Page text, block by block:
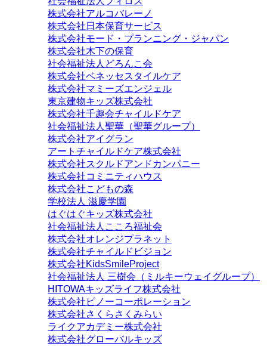
株式会社アルコバレーノ
株式会社日本保育サービス
株式会社モード・プランニング・ジャパン
株式会社木下の保育
社会福祉法人どろんこ会
株式会社ベネッセスタイルケア
株式会社マミーズエンジェル
東京建物キッズ株式会社
株式会社千趣会チャイルドケア
社会福祉法人聖華（聖華グループ）
株式会社アイグラン
アートチャイルドケア株式会社
株式会社スクルドアンドカンパニー
株式会社コミニティハウス
株式会社こどもの森
学校法人 滋慶学園
はぐはぐキッズ株式会社
社会福祉法人こころ福祉会
株式会社オレンジプラネット
株式会社チャイルドビジョン
株式会社KidsSmileProject
社会福祉法人 三樹会（ミルキーウェイグループ）
HITOWAキッズライフ株式会社
株式会社ピノーコーポレーション
株式会社さくらさくみらい
ライクアカデミー株式会社
株式会社グローバルキッズ